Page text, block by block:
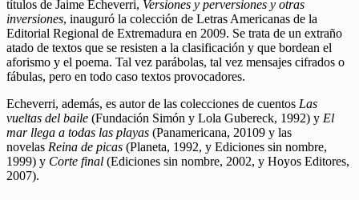
títulos de Jaime Echeverri, Versiones y perversiones y otras
inversiones, inauguró la colección de Letras Americanas de la
Editorial Regional de Extremadura en 2009. Se trata de un extraño
atado de textos que se resisten a la clasificación y que bordean el
aforismo y el poema. Tal vez parábolas, tal vez mensajes cifrados o
fábulas, pero en todo caso textos provocadores.
Echeverri, además, es autor de las colecciones de cuentos Las
vueltas del baile (Fundación Simón y Lola Gubereck, 1992) y El
mar llega a todas las playas (Panamericana, 20109 y las
novelas Reina de picas (Planeta, 1992, y Ediciones sin nombre,
1999) y Corte final (Ediciones sin nombre, 2002, y Hoyos Editores,
2007).